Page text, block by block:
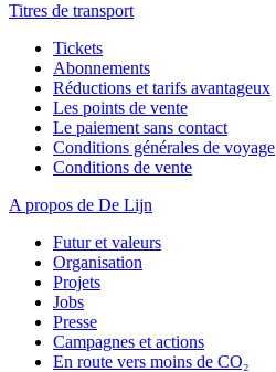
Titres de transport
Tickets
Abonnements
Réductions et tarifs avantageux
Les points de vente
Le paiement sans contact
Conditions générales de voyage
Conditions de vente
A propos de De Lijn
Futur et valeurs
Organisation
Projets
Jobs
Presse
Campagnes et actions
En route vers moins de CO₂